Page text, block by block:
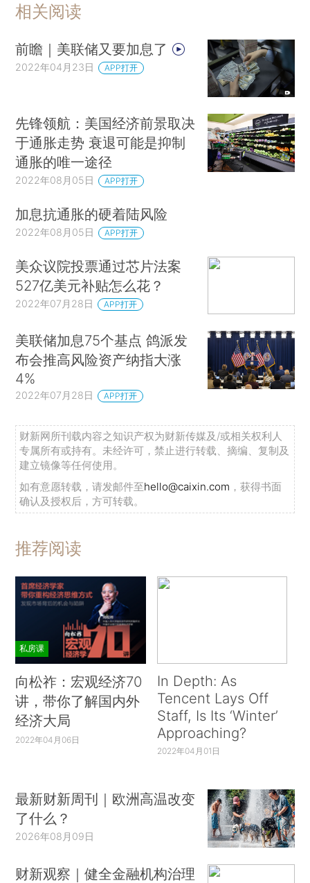
相关阅读
前瞻｜美联储又要加息了
2022年04月23日 APP打开
先锋领航：美国经济前景取决
于通胀走势 衰退可能是抑制
通胀的唯一途径
2022年08月05日 APP打开
加息抗通胀的硬着陆风险
2022年08月05日 APP打开
美众议院投票通过芯片法案
527亿美元补贴怎么花？
2022年07月28日 APP打开
美联储加息75个基点 鸽派发
布会推高风险资产纳指大涨
4%
2022年07月28日 APP打开
财新网所刊载内容之知识产权为财新传媒及/或相关权利人
专属所有或持有。未经许可，禁止进行转载、摘编、复制及
建立镜像等任何使用。
如有意愿转载，请发邮件至hello@caixin.com ，获得书面
确认及授权后，方可转载。
推荐阅读
私房课
向松祚：宏观经济70
讲，带你了解国内外
经济大局
2022年04月06日
In Depth: As
Tencent Lays Off
Staff, Is Its ‘Winter’
Approaching?
2022年04月01日
最新财新周刊｜欧洲高温改变
了什么？
2026年08月09日
财新观察｜健全金融机构治理